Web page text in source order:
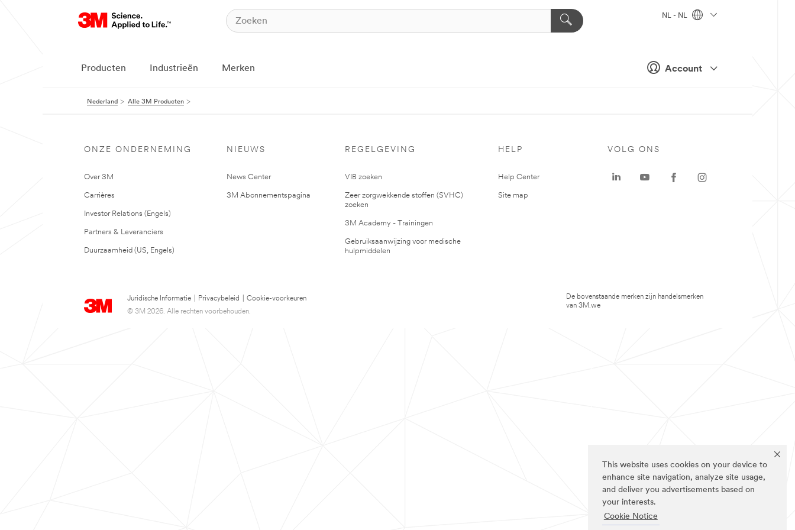
This website uses cookies on your device to
enhance site navigation, analyze site usage,
and deliver you advertisements based on
your interests.
Cookie Notice
Account
NL - NL
Producten Industrieën Merken
Nederland Alle 3M Producten
ONZE ONDERNEMING
Over 3M
Carrières
Investor Relations (Engels)
Partners & Leveranciers
Duurzaamheid (US, Engels)
NIEUWS
News Center
3M Abonnementspagina
REGELGEVING
VIB zoeken
Zeer zorgwekkende stoffen (SVHC)
zoeken
3M Academy - Trainingen
Gebruiksaanwijzing voor medische
hulpmiddelen
HELP
Help Center
Site map
Juridische Informatie Privacybeleid
Cookie-voorkeuren
© 3M 2026. Alle rechten voorbehouden.
VOLG ONS
De bovenstaande merken zijn handelsmerken
van 3M.we